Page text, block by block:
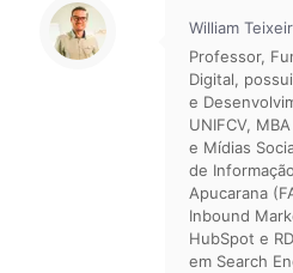
William
Professor,
Digital,
e
UNIFCV,
e Mídias
de
Apucarana
Inbound
HubSpot e
em Search